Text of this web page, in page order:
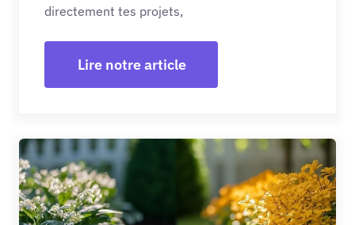
directement tes projets,
Lire notre article